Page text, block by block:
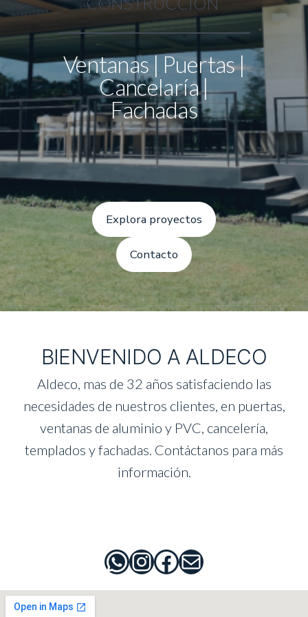
Ventanas | Puertas |
Cancelaría |
Fachadas
Explora proyectos
Contacto
BIENVENIDO A ALDECO
Aldeco, mas de 32 años satisfaciendo las
necesidades de nuestros clientes, en puertas,
ventanas de aluminio y PVC, cancelería,
templados y fachadas. Contáctanos para más
información.
https://wa.me/
Instagram
Facebook
Mail